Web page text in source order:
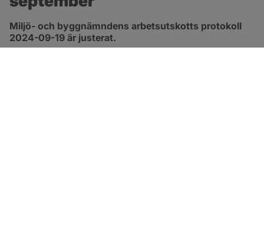
Miljö- och byggnämndens arbetsutskotts protokoll
2024-09-19 är justerat.